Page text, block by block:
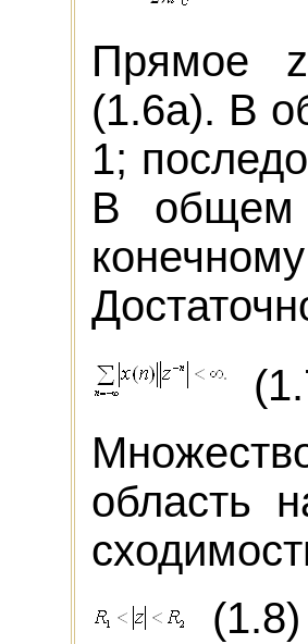
Прямое
(1.6а). В
1;
В общем
область
(1.8)